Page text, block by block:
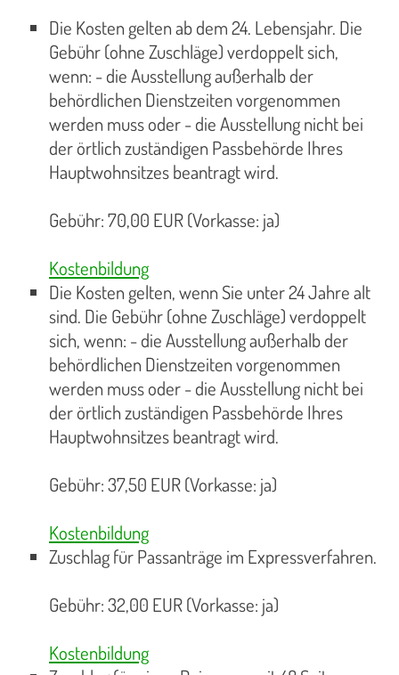
Die Kosten gelten ab dem 24. Lebensjahr. Die
Gebühr (ohne Zuschläge) verdoppelt sich,
wenn: - die Ausstellung außerhalb der
behördlichen Dienstzeiten vorgenommen
werden muss oder - die Ausstellung nicht bei
der örtlich zuständigen Passbehörde Ihres
Hauptwohnsitzes beantragt wird.
Gebühr: 70,00 EUR (Vorkasse: ja)
Kostenbildung
Die Kosten gelten, wenn Sie unter 24 Jahre alt
sind. Die Gebühr (ohne Zuschläge) verdoppelt
sich, wenn: - die Ausstellung außerhalb der
behördlichen Dienstzeiten vorgenommen
werden muss oder - die Ausstellung nicht bei
der örtlich zuständigen Passbehörde Ihres
Hauptwohnsitzes beantragt wird.
Gebühr: 37,50 EUR (Vorkasse: ja)
Kostenbildung
Zuschlag für Passanträge im Expressverfahren.
Gebühr: 32,00 EUR (Vorkasse: ja)
Kostenbildung